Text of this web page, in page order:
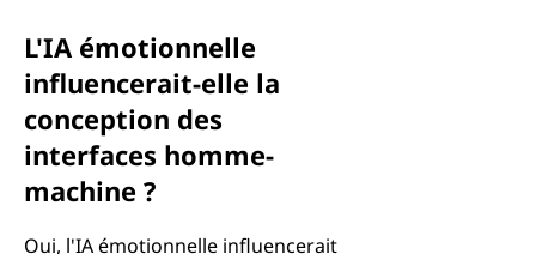
L'IA émotionnelle
influencerait-elle la
conception des
interfaces homme-
machine ?
Oui, l'IA émotionnelle influencerait